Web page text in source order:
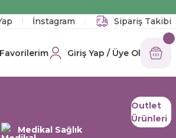
İnstagram Sipariş Takibi
Favorilerim Giriş Yap / Üye Ol
Medikal Sağlık
Outlet
Ürünleri